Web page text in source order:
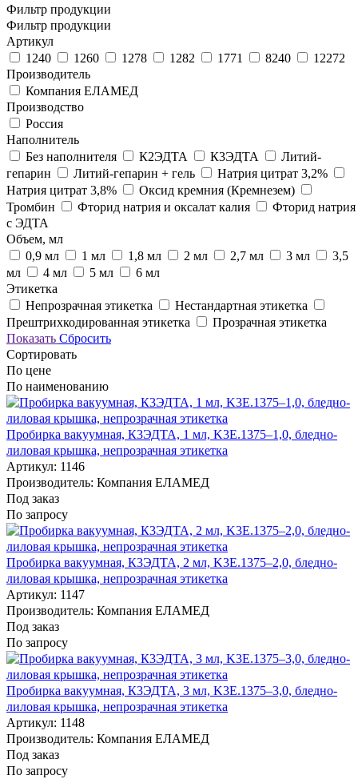
Фильтр продукции
Фильтр продукции
Артикул
1240
1260 1278 1282 1771 8240
12272
Производитель
Компания ЕЛАМЕД
Производство
Россия
Наполнитель
Без наполнителя
К2ЭДТА К3ЭДТА
Литий-
гепарин
Литий-гепарин + гель
Натрия цитрат 3,2%
Натрия цитрат 3,8%
Оксид кремния (Кремнезем)
Тромбин
Фторид натрия и оксалат калия
Фторид натрия
с ЭДТА
Объем, мл
0,9 мл
1 мл 1,8 мл 2 мл 2,7 мл 3 мл
3,5
мл
4 мл 5 мл
6 мл
Этикетка
Непрозрачная этикетка
Нестандартная этикетка
Прештрихкодированная этикетка
Прозрачная этикетка
Показать Сбросить
Сортировать
По цене
По наименованию
Пробирка вакуумная, К3ЭДТА, 1 мл, K3E.1375–1,0, бледно-
лиловая крышка, непрозрачная этикетка
Артикул: 1146
Производитель: Компания ЕЛАМЕД
Под заказ
По запросу
Пробирка вакуумная, К3ЭДТА, 2 мл, K3E.1375–2,0, бледно-
лиловая крышка, непрозрачная этикетка
Артикул: 1147
Производитель: Компания ЕЛАМЕД
Под заказ
По запросу
Пробирка вакуумная, К3ЭДТА, 3 мл, K3E.1375–3,0, бледно-
лиловая крышка, непрозрачная этикетка
Артикул: 1148
Производитель: Компания ЕЛАМЕД
Под заказ
По запросу